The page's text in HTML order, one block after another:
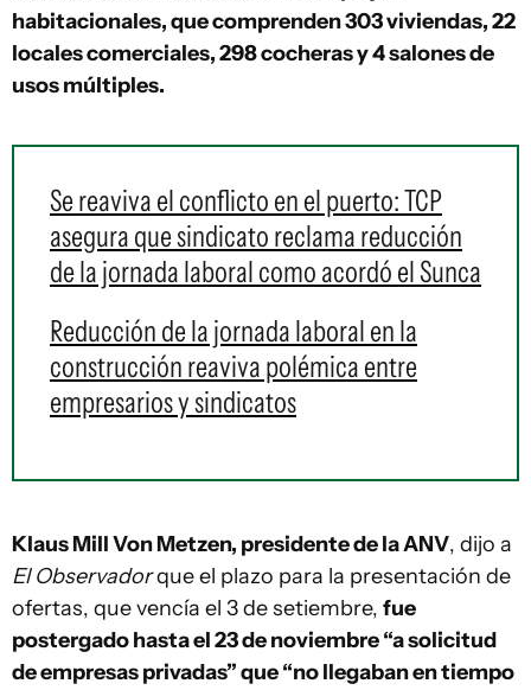
habitacionales, que comprenden 303 viviendas, 22
locales comerciales, 298 cocheras y 4 salones de
usos múltiples.
Se reaviva el conflicto en el puerto: TCP
asegura que sindicato reclama reducción
de la jornada laboral como acordó el Sunca
Reducción de la jornada laboral en la
construcción reaviva polémica entre
empresarios y sindicatos
Klaus Mill Von Metzen, presidente de la ANV, dijo a
El Observadorque el plazo para la presentación de
ofertas, que vencía el 3 de setiembre, fue
postergado hasta el 23 de noviembre “a solicitud
de empresas privadas” que “no llegaban en tiempo